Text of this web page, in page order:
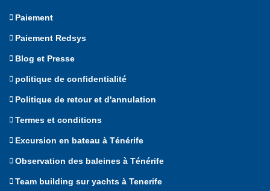
Paiement
Paiement Redsys
Blog et Presse
politique de confidentialité
Politique de retour et d'annulation
Termes et conditions
Excursion en bateau à Ténérife
Observation des baleines à Ténérife
Team building sur yachts à Tenerife